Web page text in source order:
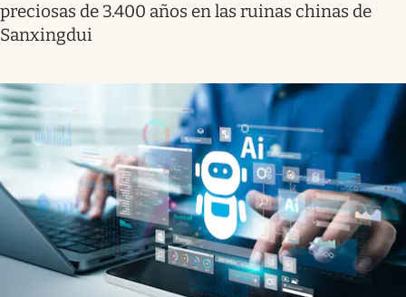
preciosas de 3.400 años en las ruinas chinas de
Sanxingdui